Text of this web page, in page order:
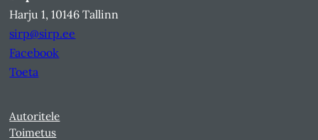
Harju 1, 10146 Tallinn
sirp@sirp.ee
Facebook
Toeta
Autoritele
Toimetus